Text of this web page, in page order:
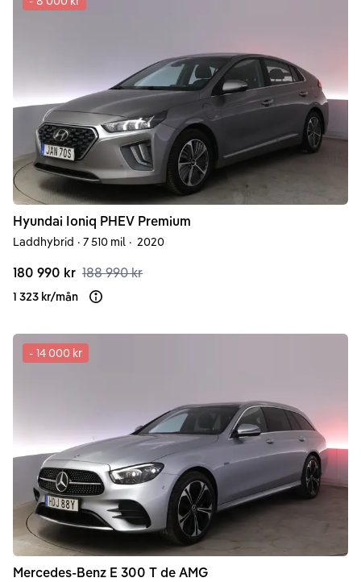
Hyundai Ioniq PHEV Premium
Laddhybrid · 7 510 mil · 2020
180 990 kr 188 990 kr
1 323 kr/mån Läs mer om finansiering
- 14 000 kr
Mercedes-Benz E 300 T de AMG